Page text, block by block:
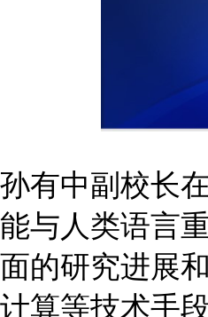
孙有中副校长
能与人类语言
面的研究进展
计算等技术手